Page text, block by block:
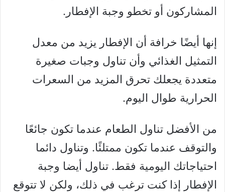
المشاركون أو تخطو وجبة الإفطار.
إنها أيضًا خرافة أن الإفطار يزيد من معدل
التمثيل الغذائي وأن تناول وجبات صغيرة
متعددة يجعلك تحرق المزيد من السعرات
الحرارية طوال اليوم.
من الأفضل تناول الطعام عندما تكون جائعًا
والتوقف عندما تكون ممتلئًا. وتناول دائما
احتياجاتك اليومية فقط. تناول أيضا وجبة
الإفطار إذا كنت ترغب في ذلك، ولكن لا تتوقع